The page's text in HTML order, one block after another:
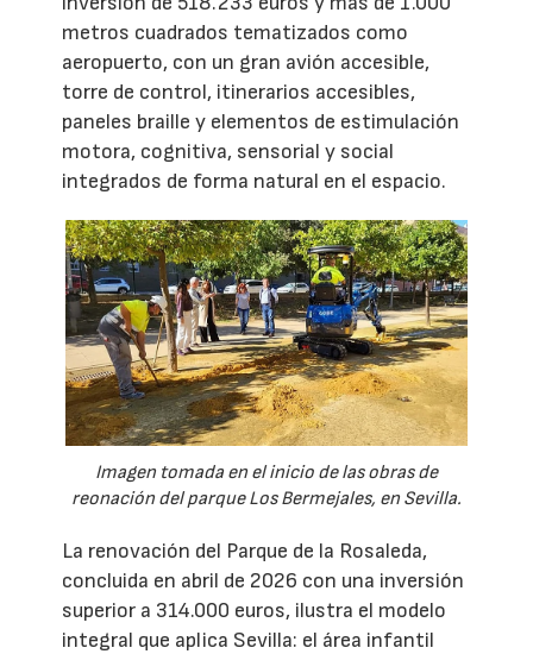
metros cuadrados tematizados como
aeropuerto, con un gran avión accesible,
torre de control, itinerarios accesibles,
paneles braille y elementos de estimulación
motora, cognitiva, sensorial y social
integrados de forma natural en el espacio.
Imagen tomada en el inicio de las obras de
reonación del parque Los Bermejales, en Sevilla.
La renovación del Parque de la Rosaleda,
concluida en abril de 2026 con una inversión
superior a 314.000 euros, ilustra el modelo
integral que aplica Sevilla: el área infantil